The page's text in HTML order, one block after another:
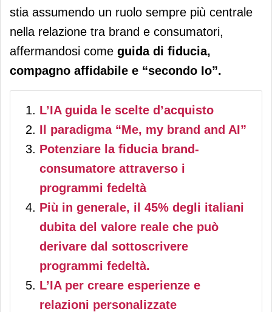
stia assumendo un ruolo sempre più centrale
nella relazione tra brand e consumatori,
affermandosi come guida di fiducia,
compagno affidabile e “secondo Io”.
L’IA guida le scelte d’acquisto
Il paradigma “Me, my brand and AI”
Potenziare la fiducia brand-
consumatore attraverso i
programmi fedeltà
Più in generale, il 45% degli italiani
dubita del valore reale che può
derivare dal sottoscrivere
programmi fedeltà.
L’IA per creare esperienze e
relazioni personalizzate